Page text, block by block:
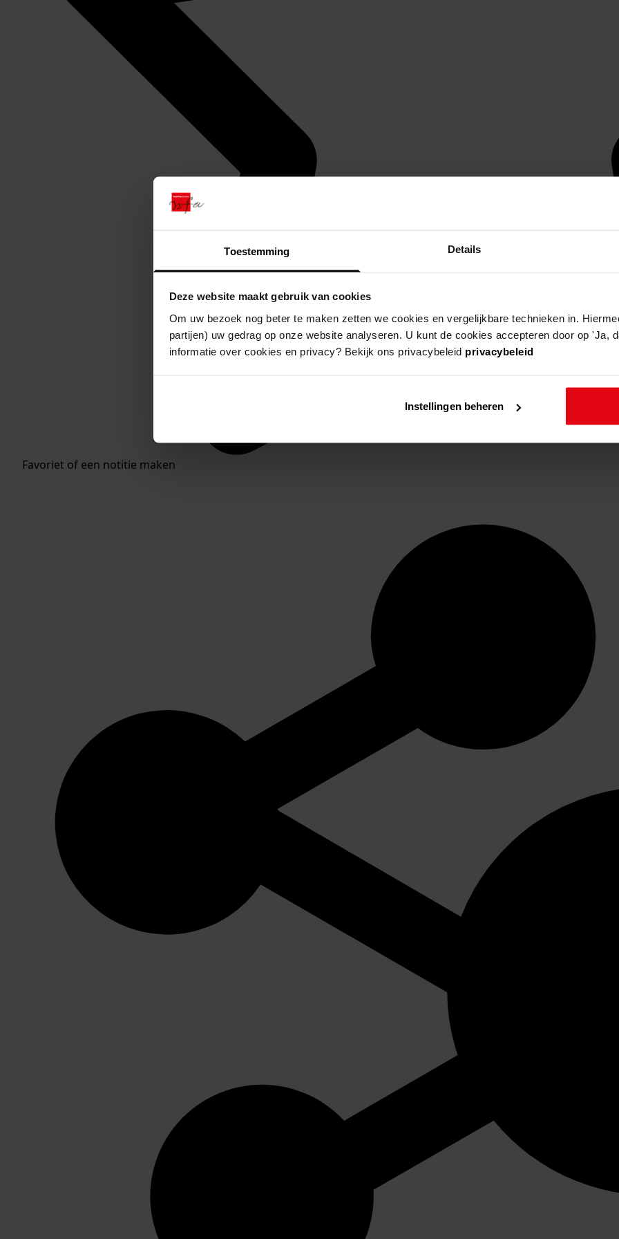
Toestemming Details
Deze website maakt gebruik van cookies
Om uw bezoek nog beter te maken zetten we cookies en vergelijkbare technieken in.
partijen) uw gedrag op onze website analyseren. U kunt de cookies accepteren door op 'Ja,
informatie over cookies en privacy? Bekijk ons privacybeleid privacybeleid
Instellingen beheren
Favoriet of een notitie maken